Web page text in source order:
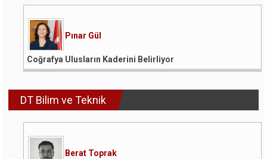
Pınar Gül
Coğrafya Ulusların Kaderini Belirliyor
DT Bilim ve Teknik
Berat Toprak